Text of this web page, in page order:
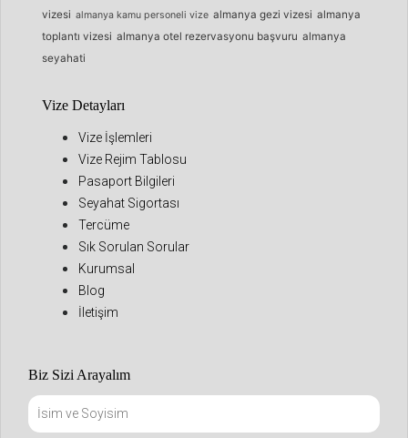
vizesi almanya kamu personeli vize almanya gezi vizesi almanya
toplantı vizesi almanya otel rezervasyonu başvuru almanya
seyahati
Vize Detayları
Vize İşlemleri
Vize Rejim Tablosu
Pasaport Bilgileri
Seyahat Sigortası
Tercüme
Sık Sorulan Sorular
Kurumsal
Blog
İletişim
Biz Sizi Arayalım